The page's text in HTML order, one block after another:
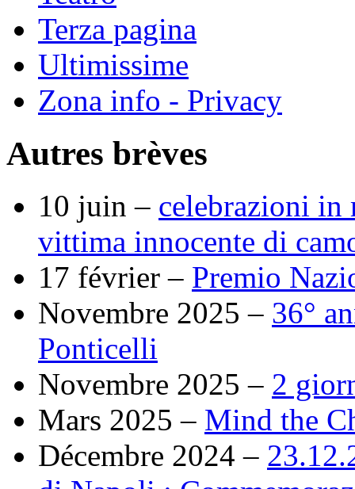
Terza pagina
Ultimissime
Zona info - Privacy
Autres brèves
10 juin – celebrazioni
vittima innocente di
17 février – Premio
Novembre 2025 – 36°
Ponticelli
Novembre 2025 – 2
Mars 2025 – Mind the
Décembre 2024 –